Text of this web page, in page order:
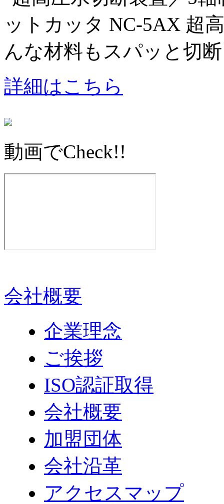
詳細はこちら
動画でCheck!!
会社概要
企業理念
ご挨拶
ISO認証取得
会社概要
加盟団体
会社沿革
アクセスマップ